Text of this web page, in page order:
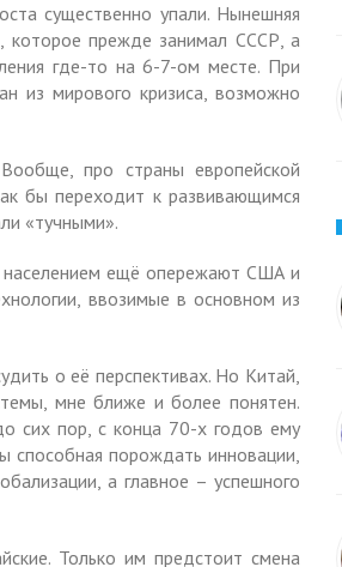
существенно упали. Нынешняя
которое прежде занимал СССР, а
где-то на 6-7-ом месте. При
из мирового кризиса, возможно
про страны европейской
бы переходит к развивающимся
«тучными».
населением ещё опережают США и
ввозимые в основном из
о её перспективах. Но Китай,
мне ближе и более понятен.
сих пор, с конца 70-х годов ему
способная порождать инновации,
а главное – успешного
Только им предстоит смена